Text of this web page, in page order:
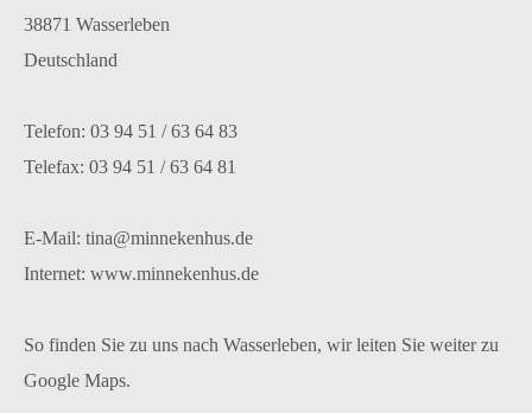
38871 Wasserleben
Deutschland
Telefon: 03 94 51 / 63 64 83
Telefax: 03 94 51 / 63 64 81
E-Mail: tina@minnekenhus.de
Internet: www.minnekenhus.de
So finden Sie zu uns nach Wasserleben, wir leiten Sie weiter zu
Google Maps.